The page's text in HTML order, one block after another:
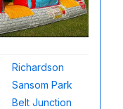
Richardson
Sansom Park
Belt Junction